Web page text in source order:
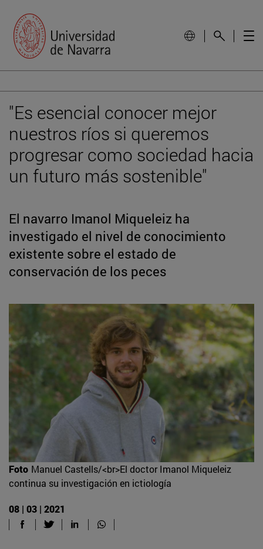
"Es esencial conocer mejor
nuestros ríos si queremos
progresar como sociedad hacia
un futuro más sostenible"
El navarro Imanol Miqueleiz ha
investigado el nivel de conocimiento
existente sobre el estado de
conservación de los peces
Foto Manuel Castells/<br>El doctor Imanol Miqueleiz
continua su investigación en ictiología
08 | 03 | 2021